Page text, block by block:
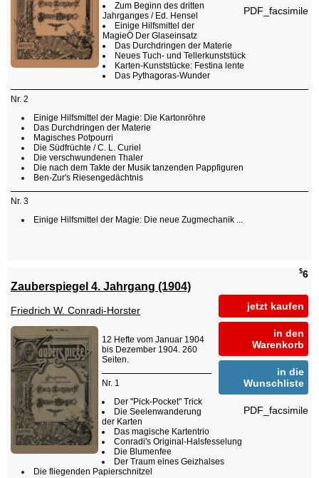
PDF_facsimile
Zum Beginn des dritten
Jahrganges / Ed. Hensel
Einige Hilfsmittel der
MagieÖ Der Glaseinsatz
Das Durchdringen der Materie
Neues Tuch- und Tellerkunststück
Karten-Kunststücke: Festina lente
Das Pythagoras-Wunder
Nr. 2
Einige Hilfsmittel der Magie: Die Kartonröhre
Das Durchdringen der Materie
Magisches Potpourri
Die Südfrüchte / C. L. Curiel
Die verschwundenen Thaler
Die nach dem Takte der Musik tanzenden Pappfiguren
Ben-Zur's Riesengedächtnis
Nr. 3
Einige Hilfsmittel der Magie: Die neue Zugmechanik ...
$6
jetzt kaufen
in den
Warenkorb
in die
Wunschliste
PDF_facsimile
Zauberspiegel 4. Jahrgang (1904)
Friedrich W. Conradi-Horster
12 Hefte vom Januar 1904
bis Dezember 1904. 260
Seiten.
Nr. 1
Der "Pick-Pocket" Trick
Die Seelenwanderung
der Karten
Das magische Kartentrio
Conradi's Original-Halsfesselung
Die Blumenfee
Der Traum eines Geizhalses
Die fliegenden Papierschnitzel